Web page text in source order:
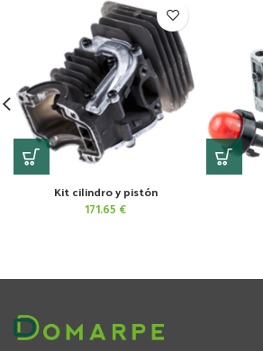
Kit cilindro y pistón
171.65 €